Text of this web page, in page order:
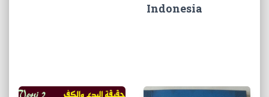
Indonesia